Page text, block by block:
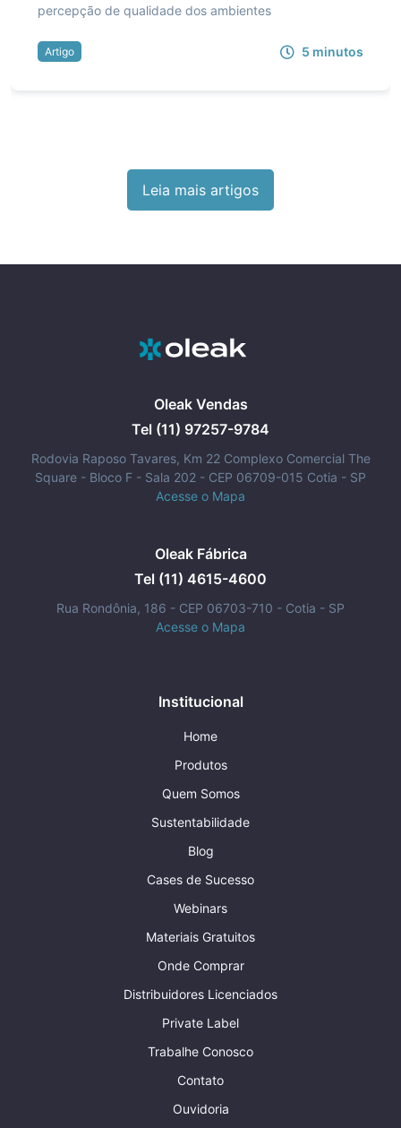
percepção de qualidade dos ambientes
Artigo 5 minutos
Leia mais artigos
Oleak Vendas
Tel (11) 97257-9784
Rodovia Raposo Tavares, Km 22 Complexo Comercial The
Square - Bloco F - Sala 202 - CEP 06709-015 Cotia - SP
Acesse o Mapa
Oleak Fábrica
Tel (11) 4615-4600
Rua Rondônia, 186 - CEP 06703-710 - Cotia - SP
Acesse o Mapa
Institucional
Home
Produtos
Quem Somos
Sustentabilidade
Blog
Cases de Sucesso
Webinars
Materiais Gratuitos
Onde Comprar
Distribuidores Licenciados
Private Label
Trabalhe Conosco
Contato
Ouvidoria